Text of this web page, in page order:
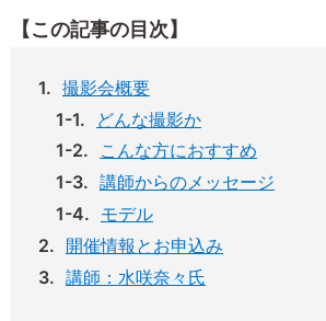
【この記事の目次】
撮影会概要
どんな撮影か
こんな方におすすめ
講師からのメッセージ
モデル
開催情報とお申込み
講師：水咲奈々氏